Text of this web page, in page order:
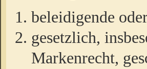
beleidigende
gesetzlich,
Markenrecht,